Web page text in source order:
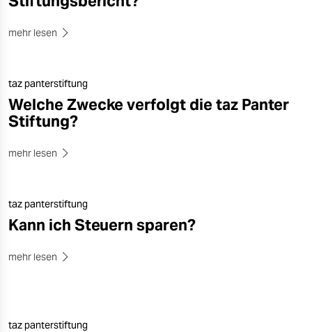
mehr lesen
taz panterstiftung
Welche Zwecke verfolgt die taz Panter
Stiftung?
mehr lesen
taz panterstiftung
Kann ich Steuern sparen?
mehr lesen
taz panterstiftung